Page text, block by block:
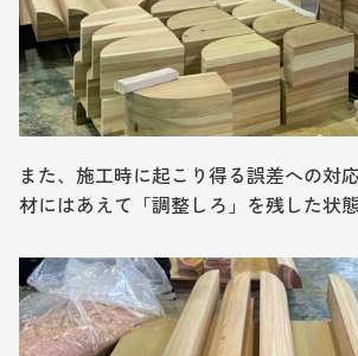
また、施工時に起こり得る誤差への対
材にはあえて「調整しろ」を残した状